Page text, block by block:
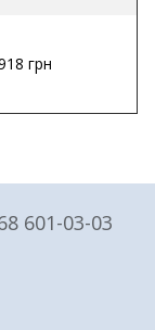
грн
601-03-03